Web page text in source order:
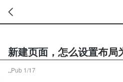
新建页面，怎么设置布局
..Pub 1/17